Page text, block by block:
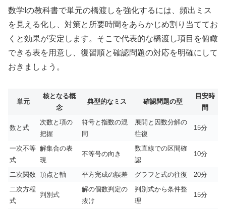
数学Iの教科書で単元の橋渡しを強化するには、頻出ミス
を見える化し、対策と所要時間をあらかじめ割り当ててお
くと効果が安定します。そこで代表的な橋渡し項目を俯瞰
できる表を用意し、復習順と確認問題の対応を明確にして
おきましょう。
単元
核となる概
念
典型的なミス 確認問題の型
目安時
間
数と式
次数と項の
把握
符号と指数の混
同
展開と因数分解の
往復
15分
一次不等
式
解集合の表
現
不等号の向き
数直線での区間確
認
10分
二次関数 頂点と軸 平方完成の誤差 グラフと式の往復
20分
二次方程
式
判別式
解の個数判定の
抜け
判別式から条件整
理
15分